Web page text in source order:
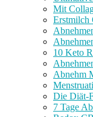
Mit
Erstmilch
10 Keto
Abnehm
Die Diät-
7 Tage